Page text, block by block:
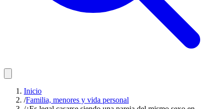
Inicio
/Familia, menores y vida personal